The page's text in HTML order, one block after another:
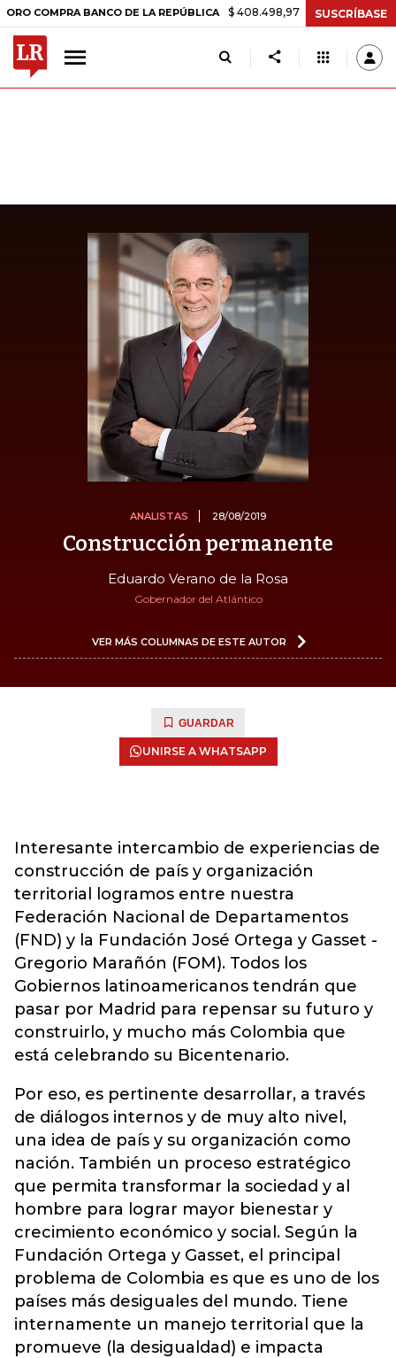
BANCO DE LA REPÚBLICA $ 408.498,97 +$ 8.753,81 +2,19%
SUSCRÍBASE
ANALISTAS 28/08/2019
Construcción permanente
Eduardo Verano de la Rosa
Gobernador del Atlántico
VER MÁS COLUMNAS DE ESTE AUTOR
GUARDAR
UNIRSE A WHATSAPP
Interesante intercambio de experiencias de
construcción de país y organización
territorial logramos entre nuestra
Federación Nacional de Departamentos
(FND) y la Fundación José Ortega y Gasset -
Gregorio Marañón (FOM). Todos los
Gobiernos latinoamericanos tendrán que
pasar por Madrid para repensar su futuro y
construirlo, y mucho más Colombia que
está celebrando su Bicentenario.
Por eso, es pertinente desarrollar, a través
de diálogos internos y de muy alto nivel,
una idea de país y su organización como
nación. También un proceso estratégico
que permita transformar la sociedad y al
hombre para lograr mayor bienestar y
crecimiento económico y social. Según la
Fundación Ortega y Gasset, el principal
problema de Colombia es que es uno de los
países más desiguales del mundo. Tiene
internamente un manejo territorial que la
promueve (la desigualdad) e impacta